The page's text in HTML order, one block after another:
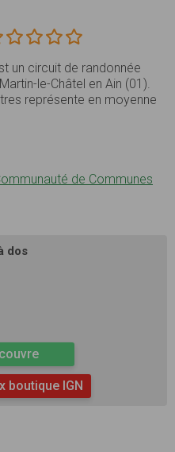
un circuit de randonnée
le-Châtel en Ain (01).
représente en moyenne
de Communes
dos
boutique IGN